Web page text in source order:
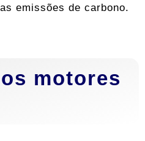
emissões de carbono.
motores